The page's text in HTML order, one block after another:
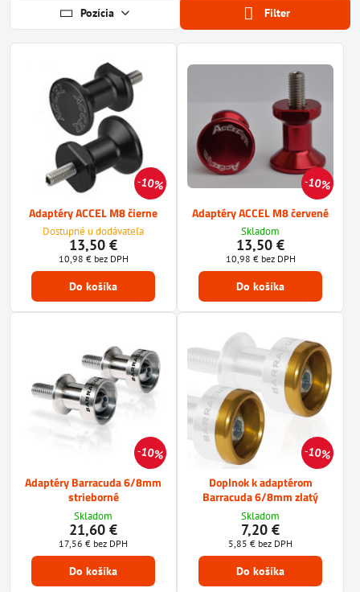
Pozícia Filter
10%
Adaptéry ACCEL M8 čierne
Dostupné u dodávateľa
13,50 €
10,98 € bez DPH
Do košíka
10%
Adaptéry ACCEL M8 červené
Skladom
13,50 €
10,98 € bez DPH
Do košíka
10%
Adaptéry Barracuda 6/8mm
strieborné
Skladom
21,60 €
17,56 € bez DPH
Do košíka
10%
Doplnok k adaptérom
Barracuda 6/8mm zlatý
Skladom
7,20 €
5,85 € bez DPH
Do košíka